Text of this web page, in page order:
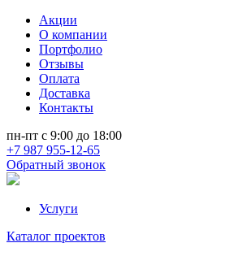
Акции
О компании
Портфолио
Отзывы
Оплата
Доставка
Контакты
пн-пт с 9:00 до 18:00
+7 987 955-12-65
Обратный звонок
Услуги
Каталог проектов